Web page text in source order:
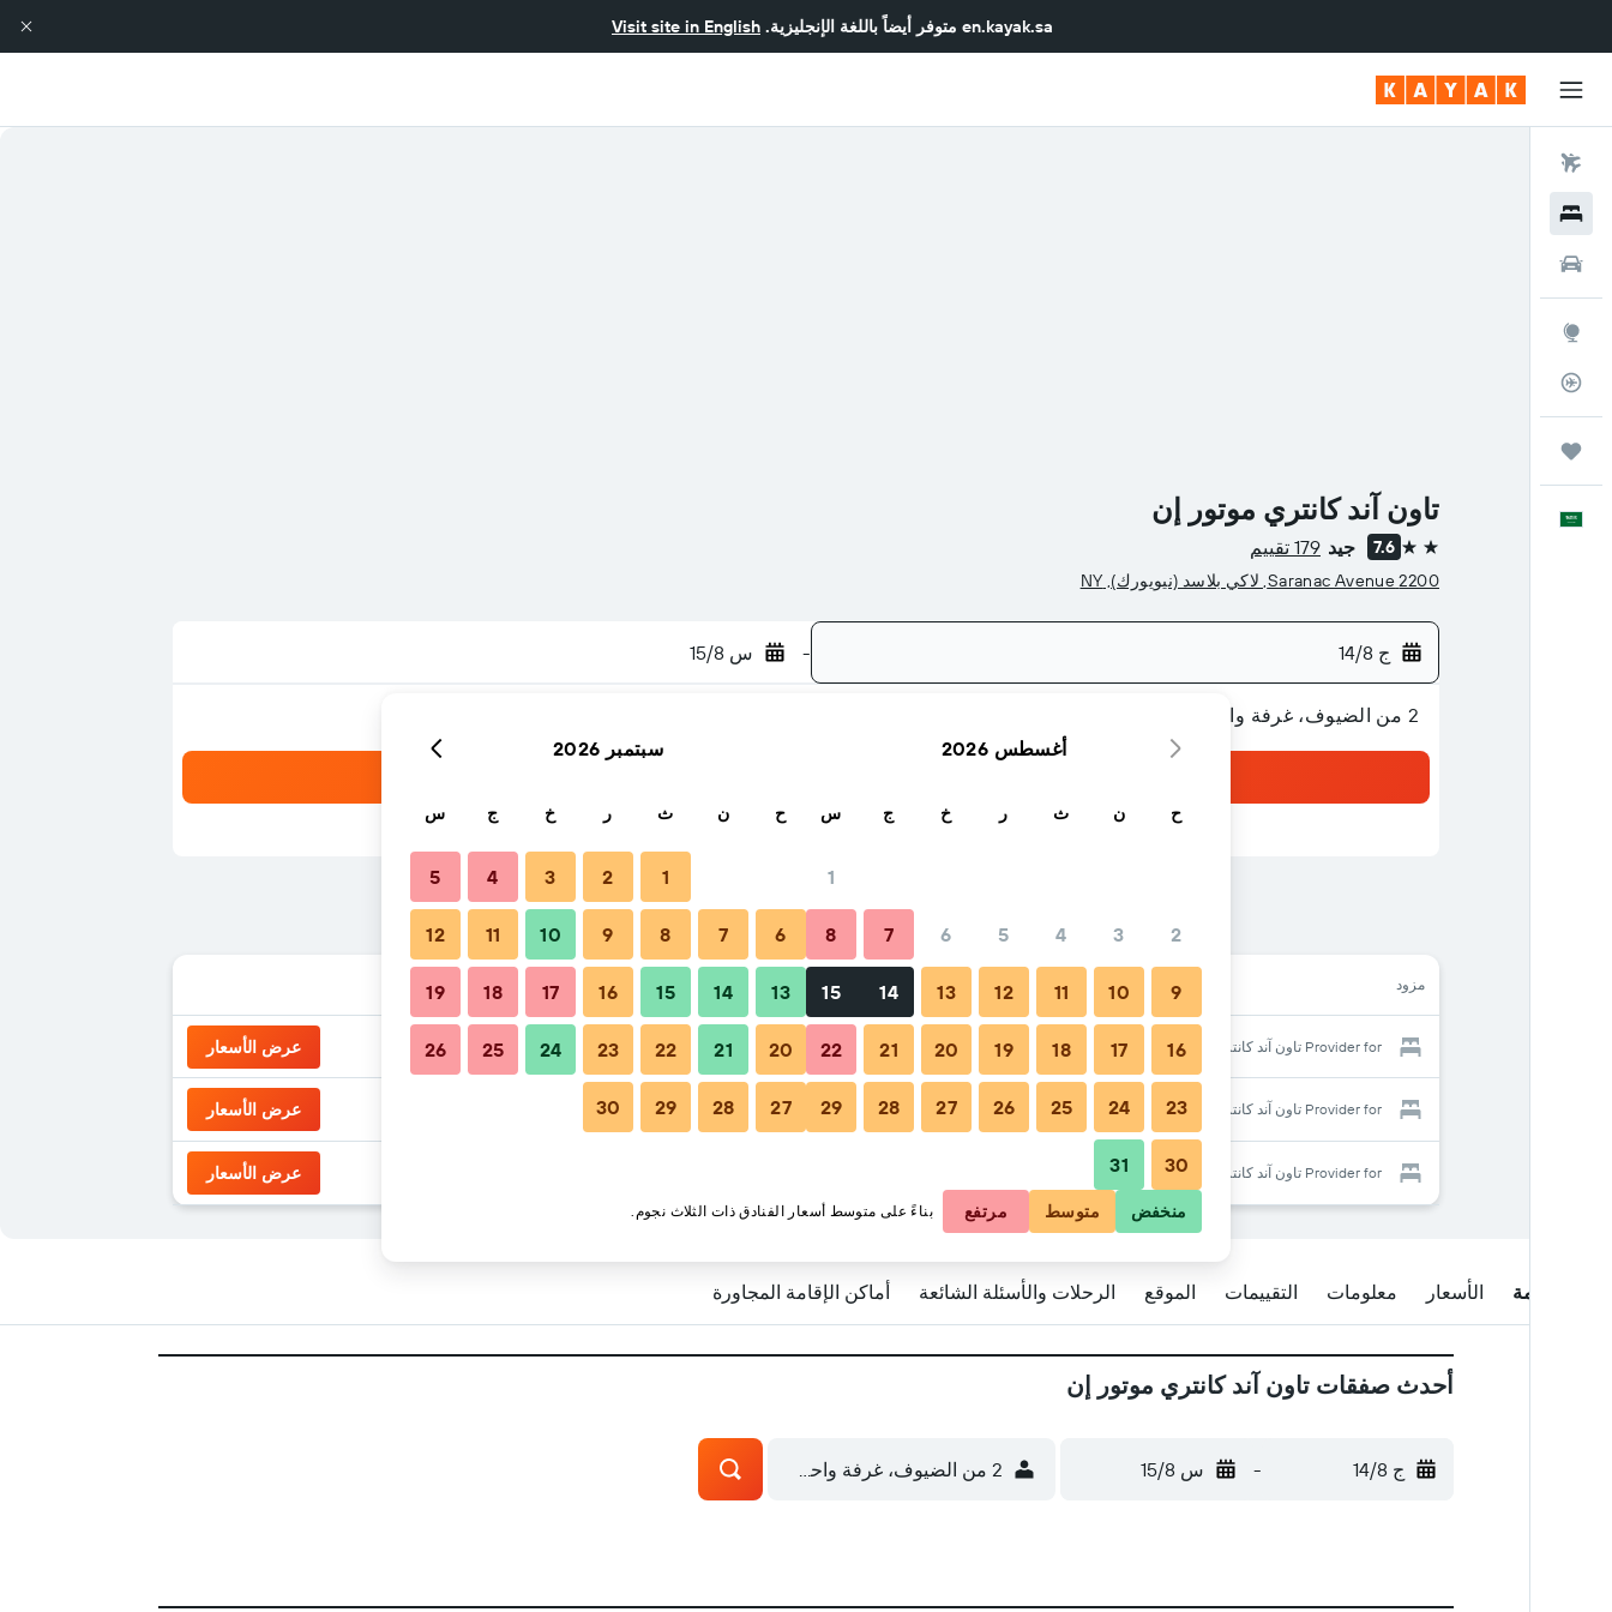
en.kayak.sa متوفر أيضاً باللغة الإنجليزية. Visit site in English
تاون آند كانتري موتور إن
2 نجمتين 7.6 جيد 179 تقييم
2200 Saranac Avenue, لاكي بلاسد (نيويورك), NY
ج 14/8 - س 15/8
2 من الضيوف، غرفة واحدة
مزود
Provider for تاون آند كانتري موتور إن عرض الأسعار
Provider for تاون آند كانتري موتور إن عرض الأسعار
Provider for تاون آند كانتري موتور إن عرض الأسعار
نظرة عامة الأسعار معلومات التقييمات الموقع الرحلات والأسئلة الشائعة أماكن الإقامة المجاورة
أحدث صفقات تاون آند كانتري موتور إن
ج 14/8 - س 15/8 2 من الضيوف، غرفة واحدة
أغسطس 2026
ح ن ث ر خ ج س
1
2
3
4
5
6
7
8
9
10
11
12
13
14
15
16
17
18
19
20
21
22
23
24
25
26
27
28
29
30
31
سبتمبر 2026
ح ن ث ر خ ج س
1
2
3
4
5
6
7
8
9
10
11
12
13
14
15
16
17
18
19
20
21
22
23
24
25
26
27
28
29
30
منخفض متوسط مرتفع بناءً على متوسط أسعار الفنادق ذات الثلاث نجوم.